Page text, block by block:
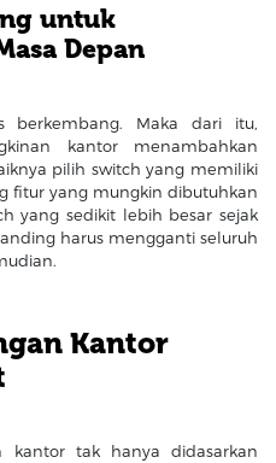
untuk
Depan
berkembang. Maka dari itu,
kantor menambahkan
pilih switch yang memiliki
fitur yang mungkin dibutuhkan
yang sedikit lebih besar sejak
harus mengganti seluruh
Kantor
kantor tak hanya didasarkan